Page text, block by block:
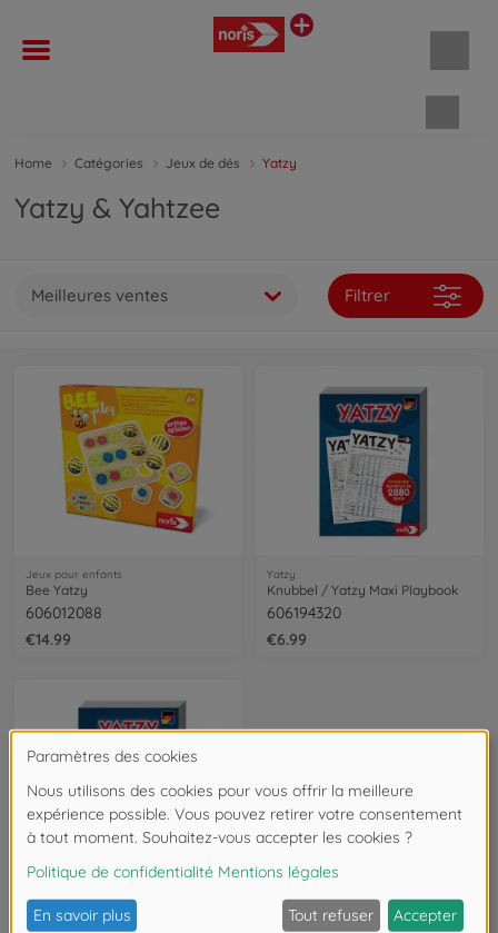
Home Catégories Jeux de dés Yatzy
Yatzy & Yahtzee
Meilleures ventes Filtrer
Jeux pour enfants
Bee Yatzy
606012088
€14.99
Yatzy
Knubbel / Yatzy Maxi Playbook
606194320
€6.99
Knubbel / Yatzy Playbook
606194305